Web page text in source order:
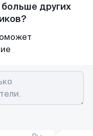
других